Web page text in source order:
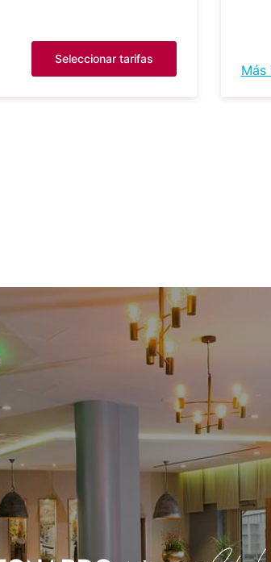
Seleccionar tarifas
Más